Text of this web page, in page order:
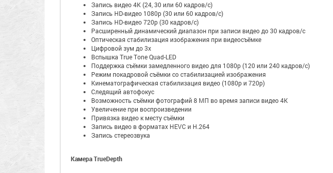
Запись видео 4K (24, 30 или 60 кадров/с)
Запись HD-видео 1080p (30 или 60 кадров/с)
Запись HD-видео 720p (30 кадров/с)
Расширенный динамический диапазон при записи видео до 30 кадров/ с
Оптическая стабилизация изображения при видеосъёмке
Цифровой зум до 3x
Вспышка True Tone Quad-LED
Поддержка съёмки замедленного видео для 1080р (120 или 240 кадров/с)
Режим покадровой съёмки со стабилизацией изображения
Кинематографическая стабилизация видео (1080p и 720p)
Следящий автофокус
Возможность съёмки фотографий 8 МП во время записи видео 4K
Увеличение при воспроизведении
Привязка видео к месту съёмки
Запись видео в форматах HEVC и H.264
Запись стереозвука
Камера TrueDepth